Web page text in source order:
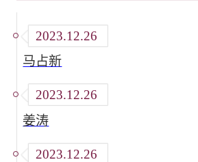
2023.12.26
马占新
2023.12.26
姜涛
2023.12.26